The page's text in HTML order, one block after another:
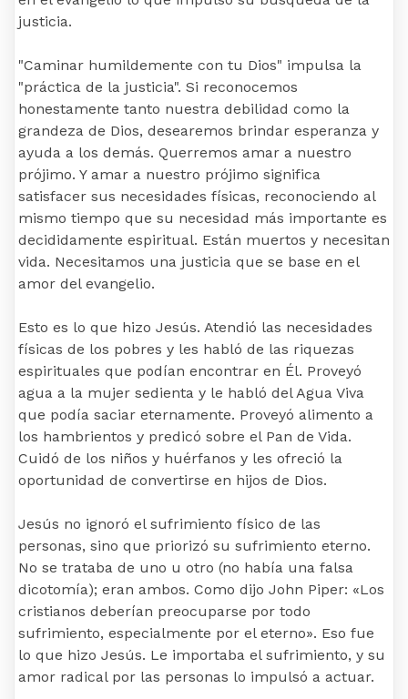
justicia.
"Caminar humildemente con tu Dios" impulsa la
"práctica de la justicia". Si reconocemos
honestamente tanto nuestra debilidad como la
grandeza de Dios, desearemos brindar esperanza y
ayuda a los demás. Querremos amar a nuestro
prójimo. Y amar a nuestro prójimo significa
satisfacer sus necesidades físicas, reconociendo al
mismo tiempo que su necesidad más importante es
decididamente espiritual. Están muertos y necesitan
vida. Necesitamos una justicia que se base en el
amor del evangelio.
Esto es lo que hizo Jesús. Atendió las necesidades
físicas de los pobres y les habló de las riquezas
espirituales que podían encontrar en Él. Proveyó
agua a la mujer sedienta y le habló del Agua Viva
que podía saciar eternamente. Proveyó alimento a
los hambrientos y predicó sobre el Pan de Vida.
Cuidó de los niños y huérfanos y les ofreció la
oportunidad de convertirse en hijos de Dios.
Jesús no ignoró el sufrimiento físico de las
personas, sino que priorizó su sufrimiento eterno.
No se trataba de uno u otro (no había una falsa
dicotomía); eran ambos. Como dijo John Piper: «Los
cristianos deberían preocuparse por todo
sufrimiento, especialmente por el eterno». Eso fue
lo que hizo Jesús. Le importaba el sufrimiento, y su
amor radical por las personas lo impulsó a actuar.